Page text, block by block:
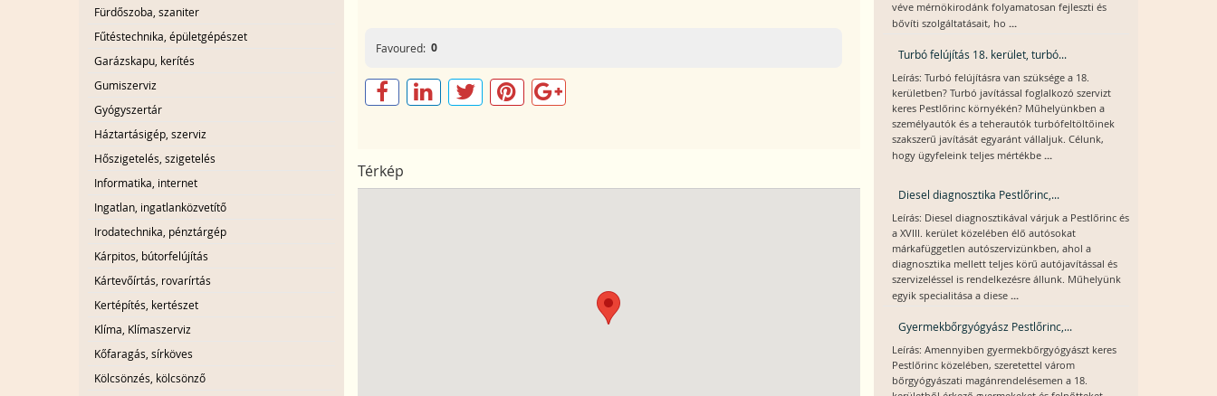
Fürdőszoba, szaniter
Fűtéstechnika, épületgépészet
Garázskapu, kerítés
Gumiszerviz
Gyógyszertár
Háztartásigép, szerviz
Hőszigetelés, szigetelés
Informatika, internet
Ingatlan, ingatlanközvetítő
Irodatechnika, pénztárgép
Kárpitos, bútorfelújítás
Kártevőírtás, rovarírtás
Kertépítés, kertészet
Klíma, Klímaszerviz
Kőfaragás, sírköves
Kölcsönzés, kölcsönző
Favoured: 0
Térkép
véve mérnökirodánk folyamatosan fejleszti és
bővíti szolgáltatásait, ho ...
Turbó felújítás 18. kerület, turbó...
Leírás: Turbó felújításra van szüksége a 18.
kerületben? Turbó javítással foglalkozó szervizt
keres Pestlőrinc környékén? Műhelyünkben a
személyautók és a teherautók turbófeltöltőinek
szakszerű javítását egyaránt vállaljuk. Célunk,
hogy ügyfeleink teljes mértékbe ...
Diesel diagnosztika Pestlőrinc,...
Leírás: Diesel diagnosztikával várjuk a Pestlőrinc és
a XVIII. kerület közelében élő autósokat
márkafüggetlen autószervizünkben, ahol a
diagnosztika mellett teljes körű autójavítással és
szervizeléssel is rendelkezésre állunk. Műhelyünk
egyik specialitása a diese ...
Gyermekbőrgyógyász Pestlőrinc,...
Leírás: Amennyiben gyermekbőrgyógyászt keres
Pestlőrinc közelében, szeretettel várom
bőrgyógyászati magánrendelésemen a 18.